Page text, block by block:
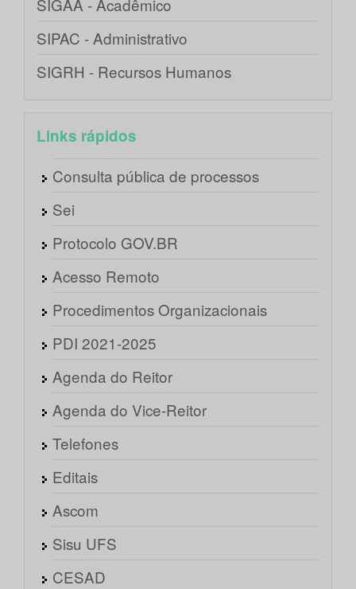
SIGAA - Acadêmico
SIPAC - Administrativo
SIGRH - Recursos Humanos
Links rápidos
Consulta pública de processos
Sei
Protocolo GOV.BR
Acesso Remoto
Procedimentos Organizacionais
PDI 2021-2025
Agenda do Reitor
Agenda do Vice-Reitor
Telefones
Editais
Ascom
Sisu UFS
CESAD